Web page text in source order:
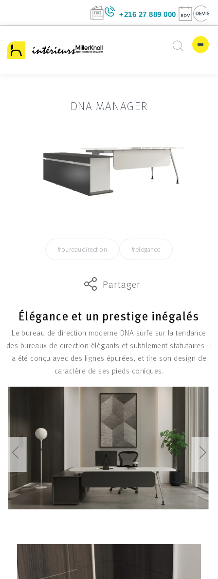
+216 27 889
DNA MANAGER
#bureaudirection #elegance
Partager
Élégance et un prestige inégalés
Le bureau de direction moderne DNA surfe sur la tendance
des bureaux de direction élégants et subtilement statutaires. Il
a été conçu avec des lignes épurées, et tire son design de
caractère de ses pieds coniques.